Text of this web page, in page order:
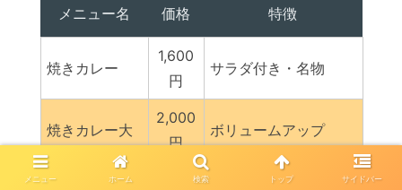
メニュー名 価格 特徴
焼きカレー
1,600
円
サラダ付き・名物
焼きカレー大
2,000
円
ボリュームアップ
季節の野菜カ 1,300 サラダ付き・野菜たっ
メニュー ホーム 検索 トップ サイドバー